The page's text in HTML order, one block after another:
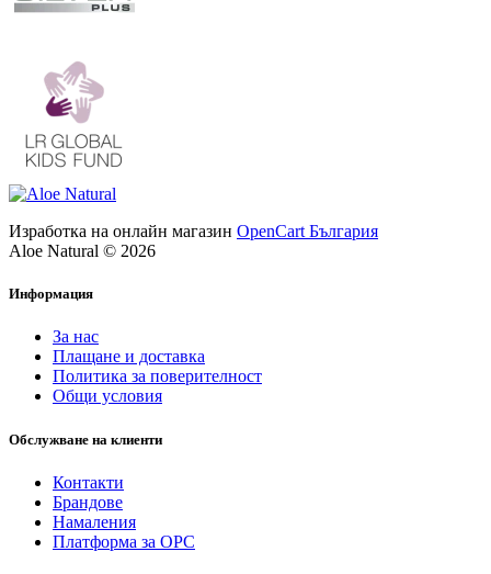
Изработка на онлайн магазин OpenCart България
Aloe Natural © 2026
Информация
За нас
Плащане и доставка
Политика за поверителност
Общи условия
Обслужване на клиенти
Контакти
Брандове
Намаления
Платформа за ОРС